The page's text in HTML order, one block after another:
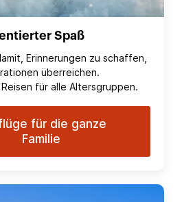
Spaß
Erinnerungen zu schaffen,
überreichen.
für alle Altersgruppen.
für die ganze
Familie